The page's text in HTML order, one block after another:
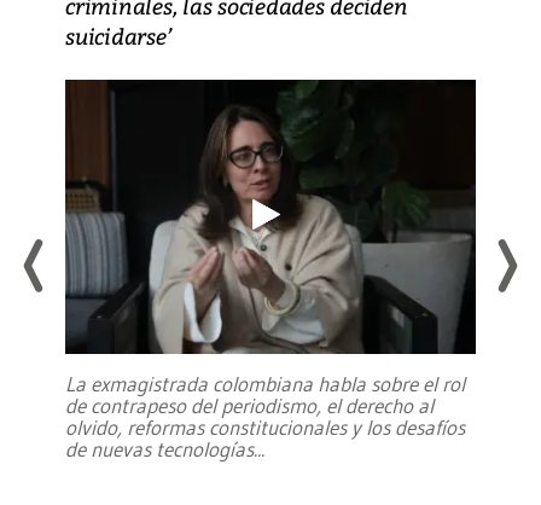
suicidarse’
La exmagistrada colombiana habla sobre el rol
de contrapeso del periodismo, el derecho al
olvido, reformas constitucionales y los desafíos
de nuevas tecnologías...